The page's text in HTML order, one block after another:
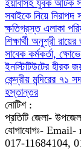
ইয়াবাসহ যুবক আটক
সবাইকে নিয়ে
ক্ষতিগ্রস্ত এলাকা
শিক্ষার্থী অনুশ্রী
সাবেক কর্মকর্তা,
ইনস্টিটিউটের হীরক
কেন্দ্রীয় মন্দিরের ৭১
হস্তান্তর
নোটিশ :
প্রতিটি জেলা-
যোগাযোগঃ-
017-11684104,